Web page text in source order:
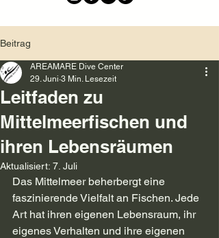
Beitrag
Leitfaden zu
Mittelmeerfischen und
ihren Lebensräumen
AREAMARE Dive Center
29. Juni 3 Min. Lesezeit
Aktualisiert: 7. Juli
Das Mittelmeer beherbergt eine
faszinierende Vielfalt an Fischen. Jede
Art hat ihren eigenen Lebensraum, ihr
eigenes Verhalten und ihre eigenen